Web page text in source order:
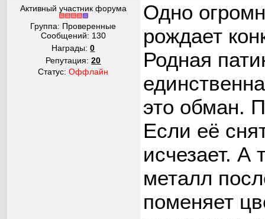
Активный участник форума
Группа: Проверенные
Сообщений: 130
Награды:0
Репутация:20
Статус:Оффлайн
Одно
рождает
Родная
это обман.
Если её
исчезает. А
металл
поменяет